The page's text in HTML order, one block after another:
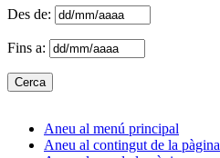
Des de:
Fins a:
Aneu al menú principal
Aneu al contingut de la pàgina